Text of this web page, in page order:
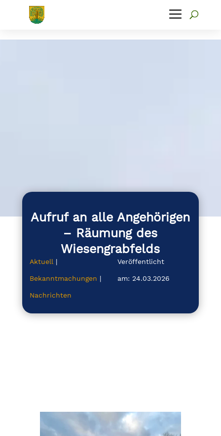
Aufruf an alle Angehörigen
– Räumung des
Wiesengrabfelds
Aktuell|
Bekanntmachungen |
Nachrichten
Veröffentlicht
am: 24.03.2026